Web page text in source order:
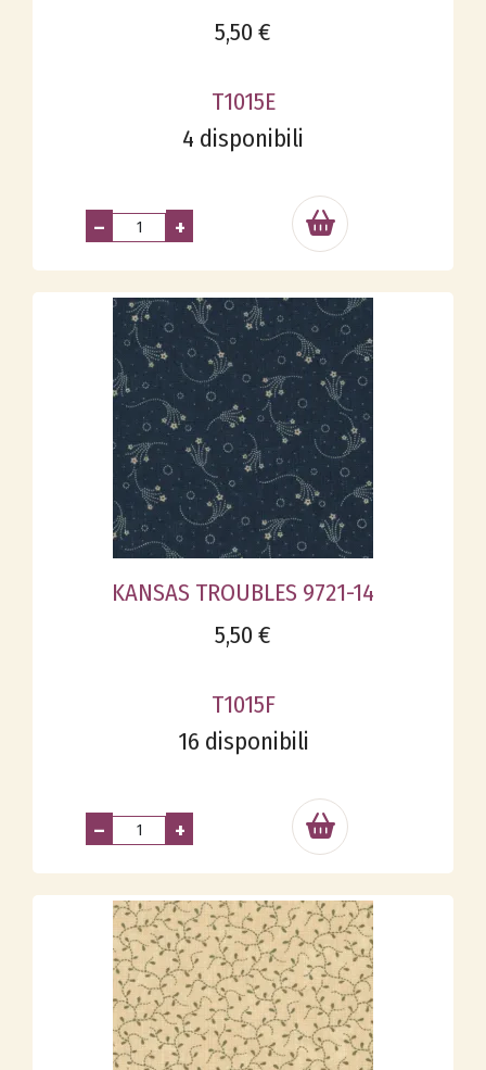
5,50 €
T1015E
4 disponibili
– +
KANSAS TROUBLES 9721-14
5,50 €
T1015F
16 disponibili
– +